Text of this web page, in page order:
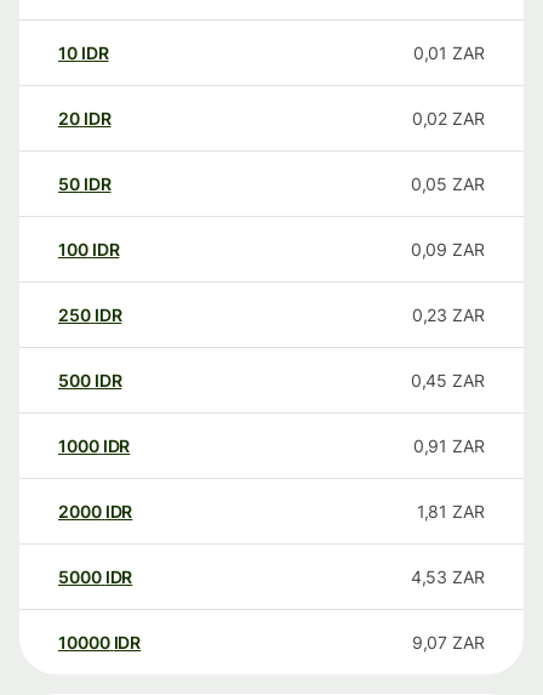
10 IDR 0,01 ZAR
20 IDR 0,02 ZAR
50 IDR 0,05 ZAR
100 IDR 0,09 ZAR
250 IDR 0,23 ZAR
500 IDR 0,45 ZAR
1000 IDR 0,91 ZAR
2000 IDR 1,81 ZAR
5000 IDR 4,53 ZAR
10000 IDR 9,07 ZAR